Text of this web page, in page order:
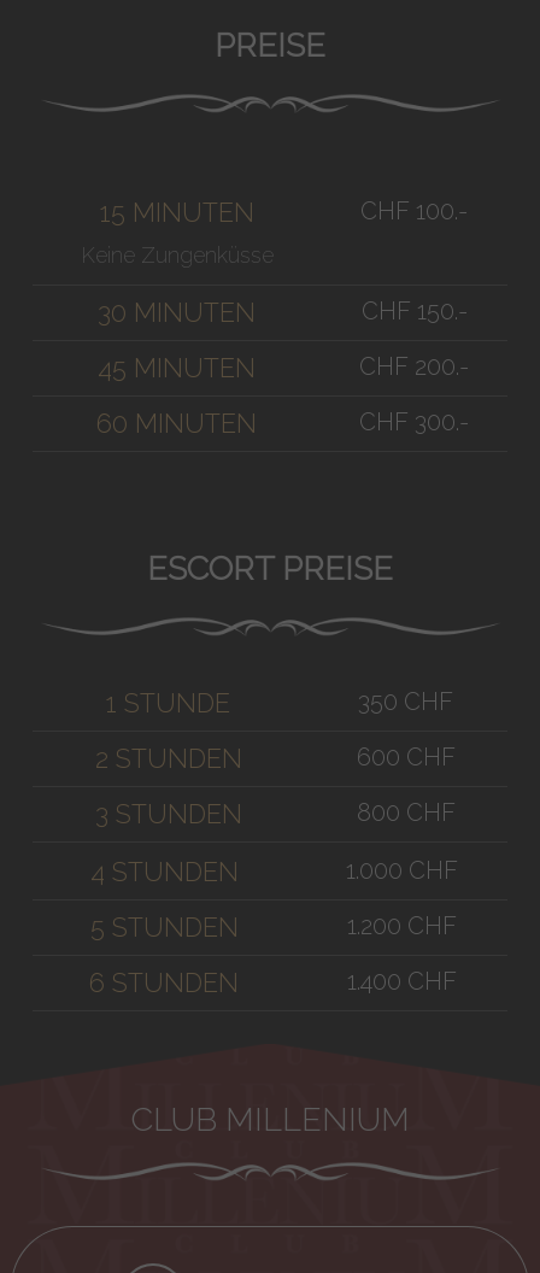
PREISE
15 MINUTEN
Keine Zungenküsse
CHF 100.-
30 MINUTEN CHF 150.-
45 MINUTEN CHF 200.-
60 MINUTEN CHF 300.-
ESCORT PREISE
1 STUNDE 350 CHF
2 STUNDEN 600 CHF
3 STUNDEN 800 CHF
4 STUNDEN 1.000 CHF
5 STUNDEN 1.200 CHF
6 STUNDEN 1.400 CHF
CLUB MILLENIUM